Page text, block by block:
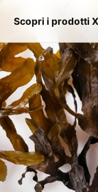
Scopri i prodotti